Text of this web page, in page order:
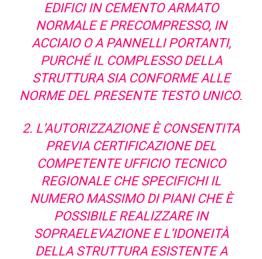
EDIFICI IN CEMENTO ARMATO
NORMALE E PRECOMPRESSO, IN
ACCIAIO O A PANNELLI PORTANTI,
PURCHÉ IL COMPLESSO DELLA
STRUTTURA SIA CONFORME ALLE
NORME DEL PRESENTE TESTO UNICO.
2. L’AUTORIZZAZIONE È CONSENTITA
PREVIA CERTIFICAZIONE DEL
COMPETENTE UFFICIO TECNICO
REGIONALE CHE SPECIFICHI IL
NUMERO MASSIMO DI PIANI CHE È
POSSIBILE REALIZZARE IN
SOPRAELEVAZIONE E L’IDONEITÀ
DELLA STRUTTURA ESISTENTE A